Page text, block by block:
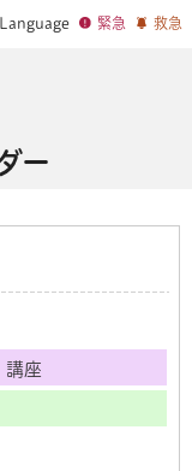
Language 緊急 救急
ー
講座